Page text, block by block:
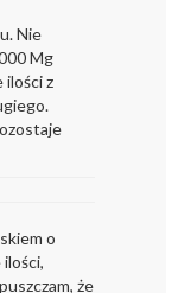
Nie
Mg
ilości z
o
że